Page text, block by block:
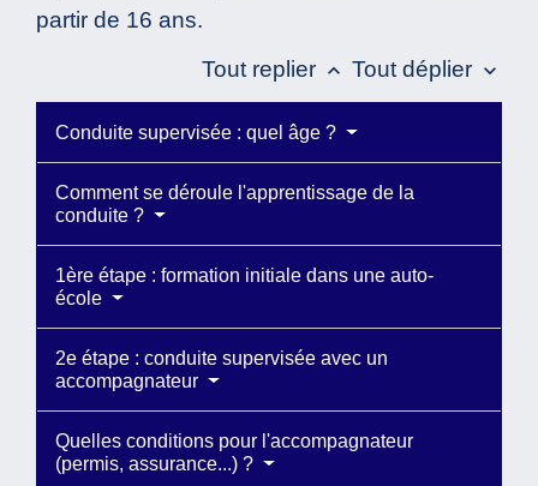
partir de 16 ans.
Tout replier keyboard_arrow_up Tout déplier keyboard_arrow_down
Conduite supervisée : quel âge ?
Comment se déroule l'apprentissage de la
conduite ?
1ère étape : formation initiale dans une auto-
école
2e étape : conduite supervisée avec un
accompagnateur
Quelles conditions pour l'accompagnateur
(permis, assurance...) ?